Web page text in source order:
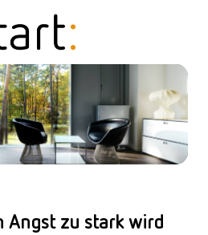
Angst zu stark wird